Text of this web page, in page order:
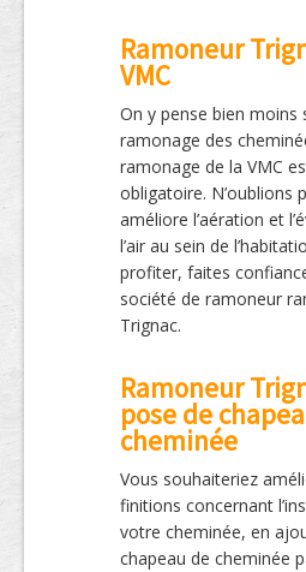
Ramoneur
VMC
On y pense bien moins
ramonage des
ramonage de la VMC
obligatoire. N’oublions
améliore l’aération et
l’air au sein de
profiter, faites
société de ramoneur
Trignac.
Ramoneur
pose de
cheminée
Vous souhaiteriez
finitions concernant
votre cheminée, en
chapeau de cheminée